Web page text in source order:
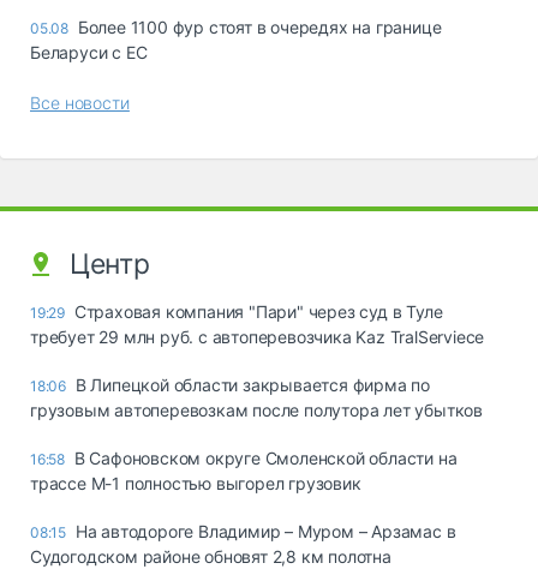
05.08 Более 1100 фур стоят в очередях на границе
Беларуси с ЕС
Все новости
Центр
19:29 Страховая компания "Пари" через суд в Туле
требует 29 млн руб. с автоперевозчика Kaz TralServiece
18:06 В Липецкой области закрывается фирма по
грузовым автоперевозкам после полутора лет убытков
16:58 В Сафоновском округе Смоленской области на
трассе М-1 полностью выгорел грузовик
08:15 На автодороге Владимир – Муром – Арзамас в
Судогодском районе обновят 2,8 км полотна